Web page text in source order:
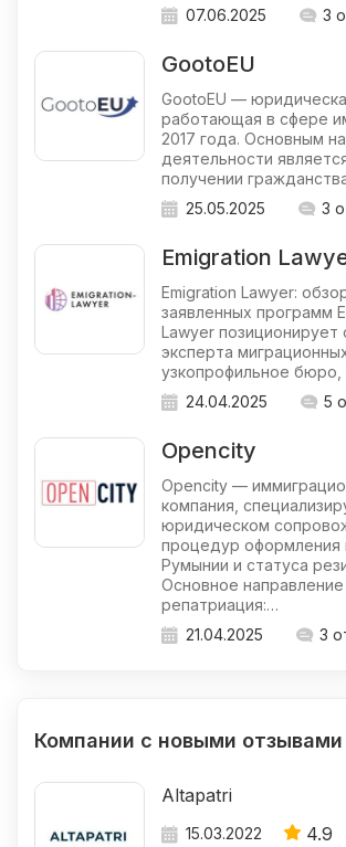
Компании с новыми отзывами
Altapatri
15.03.2022 4.9
07.06.2025 3
GootoEU
GootoEU —
работающая в сфере
2017 года. Основным
деятельности
получении
25.05.2025
3
Emigration
Emigration Lawyer:
заявленных программ
Lawyer позиционирует
эксперта
узкопрофильное бюро,
24.04.2025
5
Opencity
Opencity —
компания,
юридическом
процедур оформления
Румынии и статуса
Основное
репатриация:…
21.04.2025
3